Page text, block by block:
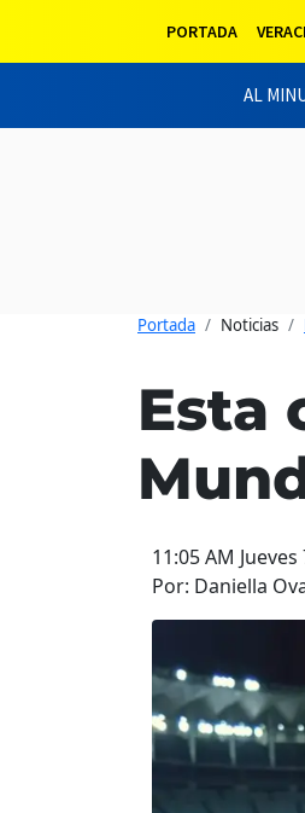
PORTADA
AL
Portada Noticias
Esta
11:05 AM
Por: Daniella